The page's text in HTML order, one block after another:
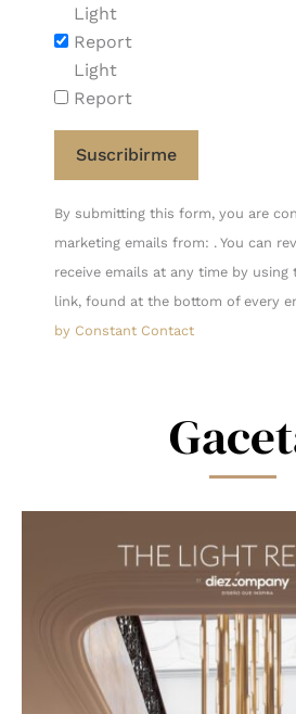
Light
Report
Light
Report
Constant
Contact
Use.
Please
leave
By submitting this form, you are
marketing emails from: . You can
receive emails at any time by using
link, found at the bottom of every
by Constant Contact